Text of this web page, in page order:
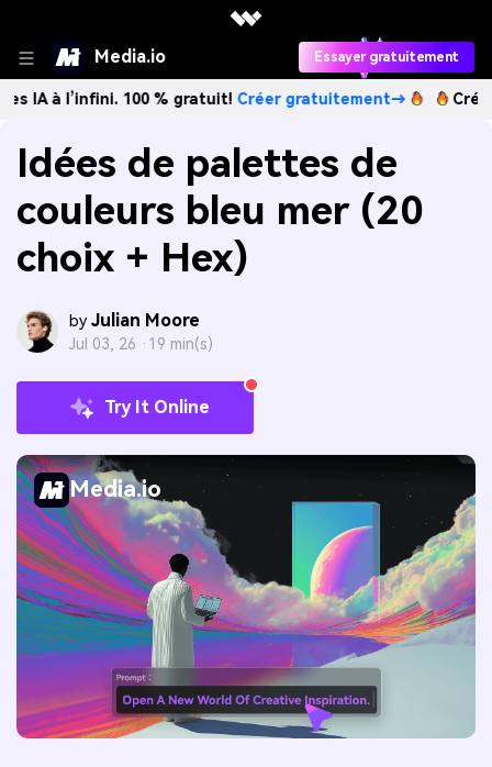
Media.io Essayer gratuitement
100 % gratuit!Créer gratuitement→ Créez des
Idées de palettes de
couleurs bleu mer (20
choix + Hex)
by Julian Moore
Jul 03, 26 · 19 min(s)
Try It Online
Media.io